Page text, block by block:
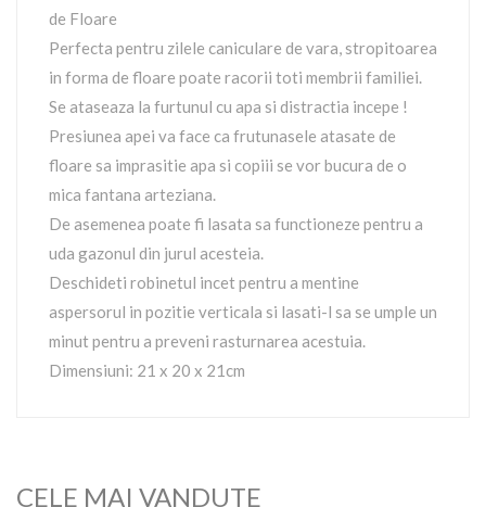
de Floare
Perfecta pentru zilele caniculare de vara, stropitoarea
in forma de floare poate racorii toti membrii familiei.
Se ataseaza la furtunul cu apa si distractia incepe !
Presiunea apei va face ca frutunasele atasate de
floare sa imprasitie apa si copiii se vor bucura de o
mica fantana arteziana.
De asemenea poate fi lasata sa functioneze pentru a
uda gazonul din jurul acesteia.
Deschideti robinetul incet pentru a mentine
aspersorul in pozitie verticala si lasati-l sa se umple un
minut pentru a preveni rasturnarea acestuia.
Dimensiuni: 21 x 20 x 21cm
CELE MAI VANDUTE